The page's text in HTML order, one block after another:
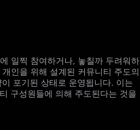
일찍 참여하거나, 놓칠까 두려워하
인을 위해 설계된 커뮤니티 주도의
포기된 상태로 운영됩니다. 이는
구성원들에 의해 주도된다는 것을